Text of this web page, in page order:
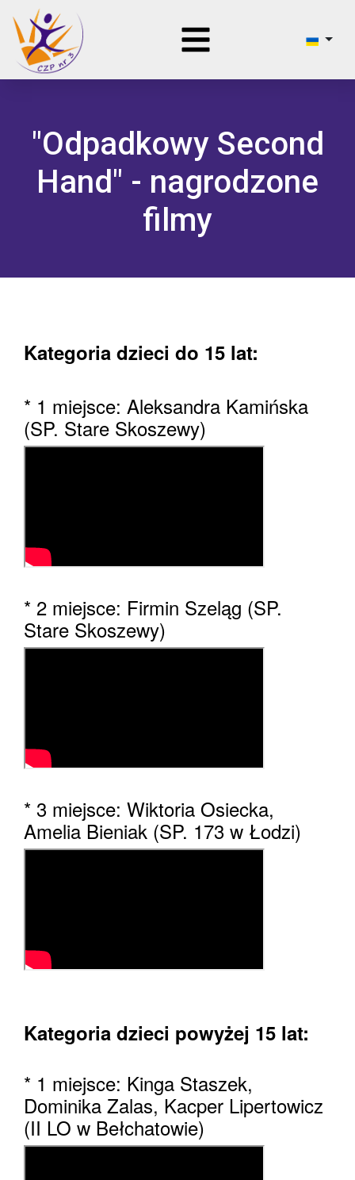
"Odpadkowy Second
Hand" - nagrodzone
filmy
Kategoria dzieci do 15 lat:
* 1 miejsce: Aleksandra Kamińska
(SP. Stare Skoszewy)
* 2 miejsce: Firmin Szeląg (SP.
Stare Skoszewy)
* 3 miejsce: Wiktoria Osiecka,
Amelia Bieniak (SP. 173 w Łodzi)
Kategoria dzieci powyżej 15 lat:
* 1 miejsce: Kinga Staszek,
Dominika Zalas, Kacper Lipertowicz
(II LO w Bełchatowie)